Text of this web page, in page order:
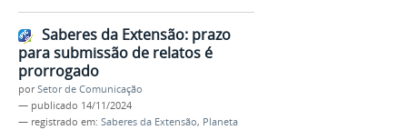
Saberes da Extensão: prazo
para submissão de relatos é
prorrogado
porSetor de Comunicação
— publicado 14/11/2024
— registrado em: Saberes da Extensão, Planeta